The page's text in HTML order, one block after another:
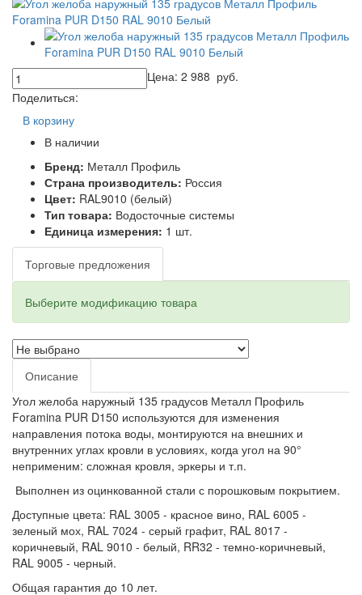
Цена: 2 988 руб.
Поделиться:
В корзину
В наличии
Бренд: Металл Профиль
Страна производитель: Россия
Цвет: RAL9010 (белый)
Тип товара: Водосточные системы
Единица измерения: 1 шт.
Торговые предложения
Выберите модификацию товара
Описание
Угол желоба наружный 135 градусов Металл Профиль
Foramina PUR D150 используются для изменения
направления потока воды, монтируются на внешних и
внутренних углах кровли в условиях, когда угол на 90°
неприменим: сложная кровля, эркеры и т.п.
Выполнен из оцинкованной стали с порошковым покрытием.
Доступные цвета: RAL 3005 - красное вино, RAL 6005 -
зеленый мох, RAL 7024 - серый графит, RAL 8017 -
коричневый, RAL 9010 - белый, RR32 - темно-коричневый,
RAL 9005 - черный.
Общая гарантия до 10 лет.